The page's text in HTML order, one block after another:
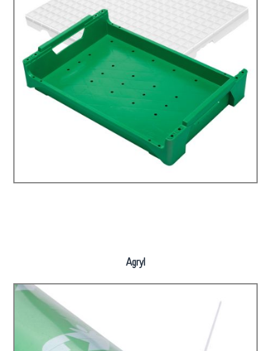
Agryl